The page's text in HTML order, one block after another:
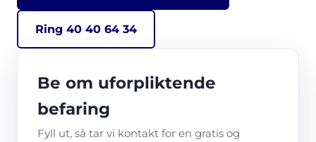
Ring 40 40 64 34
Be om uforpliktende
befaring
Fyll ut, så tar vi kontakt for en gratis og